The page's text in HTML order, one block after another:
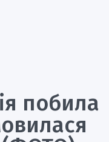
побила